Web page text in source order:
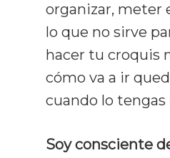
organizar, meter
lo que no sirve
hacer tu croquis
cómo va a ir
cuando lo tengas
Soy consciente